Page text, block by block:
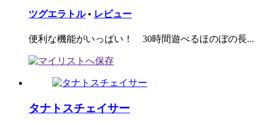
ツグエラトル • レビュー
便利な機能がいっぱい！ 30時間遊べるほのぼの長...
タナトスチェイサー